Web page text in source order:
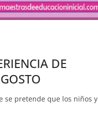
DE
se pretende que los niños y